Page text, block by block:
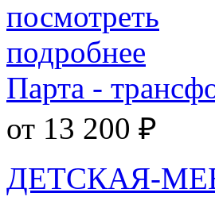
Парта -
от 13 200 ₽
ДЕТСКАЯ-